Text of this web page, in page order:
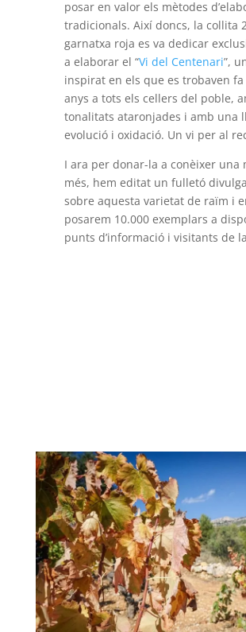
posar en valor els mètodes
tradicionals. Així doncs, la collita
garnatxa roja es va dedicar
a elaborar el “Vi del Centenari”,
inspirat en els que es trobaven fa
anys a tots els cellers del poble,
tonalitats ataronjades i amb una
evolució i oxidació. Un vi per al
I ara per donar-la a conèixer una
més, hem editat un fulletó
sobre aquesta varietat de raïm i
posarem 10.000 exemplars a
punts d’informació i visitants de